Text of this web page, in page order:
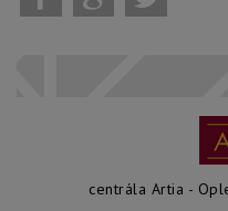
centrála Artia -